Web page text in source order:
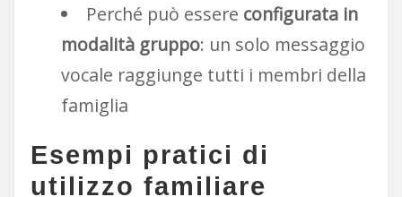
Perché può essere configurata in
modalità gruppo: un solo messaggio
vocale raggiunge tutti i membri della
famiglia
Esempi pratici di
utilizzo familiare